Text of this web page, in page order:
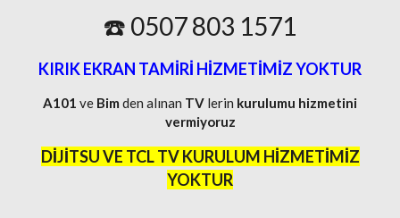
☎️ 0507 803 1571
KIRIK EKRAN TAMİRİ HİZMETİMİZ YOKTUR
A101 ve Bim den alınan TV lerin kurulumu hizmetini
vermiyoruz
DİJİTSU VE TCL TV KURULUM HİZMETİMİZ
YOKTUR